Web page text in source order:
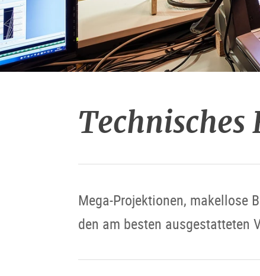
Technisches
Mega-Projektionen, makellose
den am besten ausgestatteten